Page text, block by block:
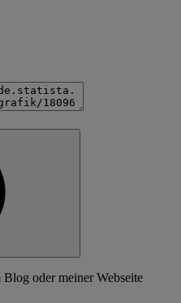
oder meiner Webseite